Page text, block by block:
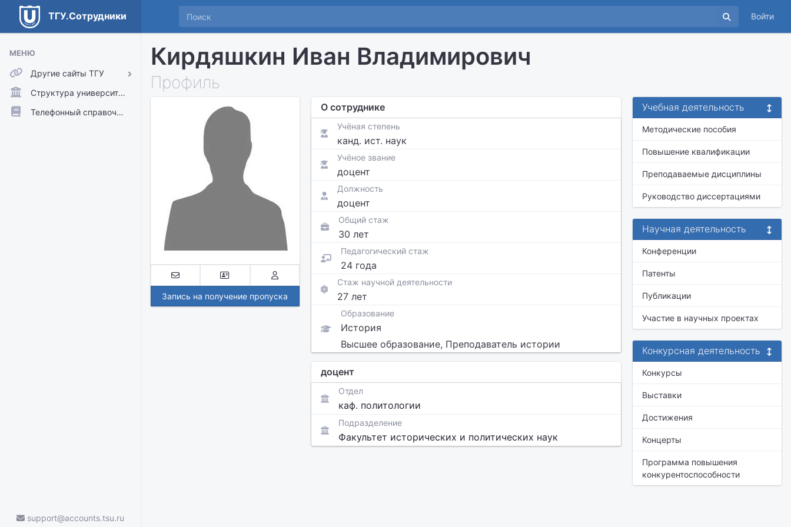
ТГУ.Сотрудники Войти
МЕНЮ
Другие сайты ТГУ
ТГУ.Аккаунты
ТГУ.Расписание
Структура университета
Телефонный справочник
support@accounts.tsu.ru
Кирдяшкин Иван Владимирович
Профиль
Запись на получение пропуска
О сотруднике
Учёная степень
канд. ист. наук
Учёное звание
доцент
Должность
доцент
Общий стаж
30 лет
Педагогический стаж
24 года
Стаж научной деятельности
27 лет
Образование
История
Высшее образование, Преподаватель истории
доцент
Отдел
каф. политологии
Подразделение
Факультет исторических и политических наук
Учебная деятельность
Методические пособия
Повышение квалификации
Преподаваемые дисциплины
Руководство диссертациями
Научная деятельность
Конференции
Патенты
Публикации
Участие в научных проектах
Конкурсная деятельность
Конкурсы
Выставки
Достижения
Концерты
Программа повышения
конкурентоспособности